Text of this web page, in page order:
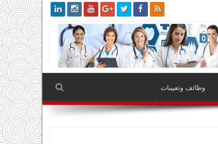
وظائف وتعيينات